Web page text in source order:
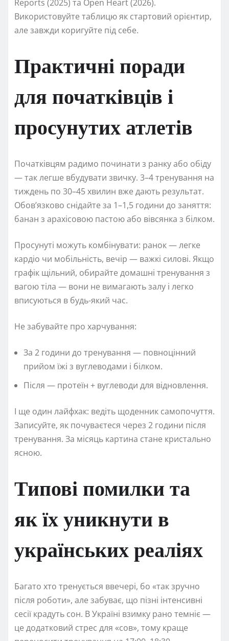
Reports (2025) та Open Heart (2026).
Використовуйте таблицю як стартовий орієнтир,
але завжди коригуйте під себе.
Практичні поради
для початківців і
просунутих атлетів
Початківцям радимо починати з ранку або обіду
— так легше вбудувати звичку. 3–4 тренування на
тиждень по 30–45 хвилин вже дають результат.
Обов’язково снідайте за 1–1,5 години до заняття:
банан з арахісовою пастою або вівсянка з білком.
Просунуті можуть комбінувати: ранок — легке
кардіо чи мобільність, вечір — важкі силові. Якщо
графік щільний, обирайте домашні тренування з
вагою тіла — вони не вимагають залу і легко
вписуються в будь-який час.
Не забувайте про харчування:
За 2 години до тренування — повноцінний
прийом їжі з вуглеводами і білком.
Після — протеїн + вуглеводи для відновлення.
І ще один лайфхак: ведіть щоденник самопочуття.
Записуйте, як почуваєтеся через 2 години після
тренування. За місяць картина стане кристально
ясною.
Типові помилки та
як їх уникнути в
українських реаліях
Багато хто тренується ввечері, бо «так зручно
після роботи», але забуває, що пізні інтенсивні
сесії крадуть сон. В Україні взимку рано темніє —
це додатковий стрес для «сов», тому краще